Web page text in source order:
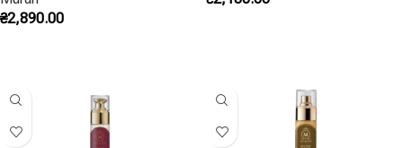
Скільки флюїду наносити?
починайте з мінімуму.
Чи можна наносити флюїд щодня?
₴2,890.00